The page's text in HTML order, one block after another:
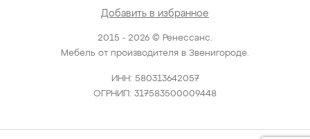
2015 - 2026 © Ренессанс.
Мебель от производителя в Звенигороде.
ИНН: 580313642057
ОГРНИП: 317583500009448
Добавить в избранное